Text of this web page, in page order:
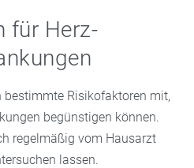
für Herz-
bestimmte Risikofaktoren mit,
begünstigen können.
regelmäßig vom Hausarzt
lassen.